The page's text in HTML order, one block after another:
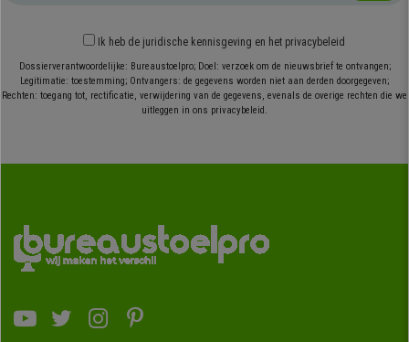
Ik heb de juridische kennisgeving en het privacybeleid
Dossierverantwoordelijke: Bureaustoelpro; Doel: verzoek om de nieuwsbrief te ontvangen;
Legitimatie: toestemming; Ontvangers: de gegevens worden niet aan derden doorgegeven;
Rechten: toegang tot, rectificatie, verwijdering van de gegevens, evenals de overige rechten die we
uitleggen in ons privacybeleid.